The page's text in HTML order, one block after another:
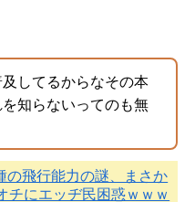
してるからなその本
知らないってのも無
の飛行能力の謎、まさか
チにエッヂ民困惑ｗｗｗ